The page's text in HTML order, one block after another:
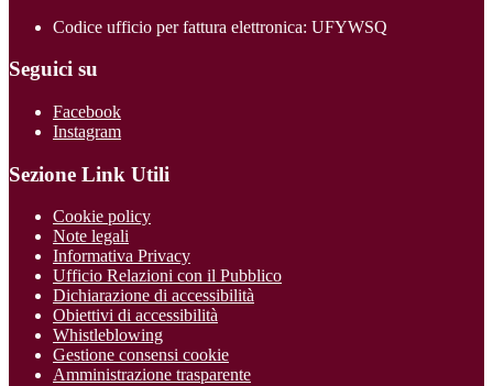
Codice ufficio per fattura elettronica: UFYWSQ
Seguici su
Facebook
Instagram
Sezione Link Utili
Cookie policy
Note legali
Informativa Privacy
Ufficio Relazioni con il Pubblico
Dichiarazione di accessibilità
Obiettivi di accessibilità
Whistleblowing
Gestione consensi cookie
Amministrazione trasparente